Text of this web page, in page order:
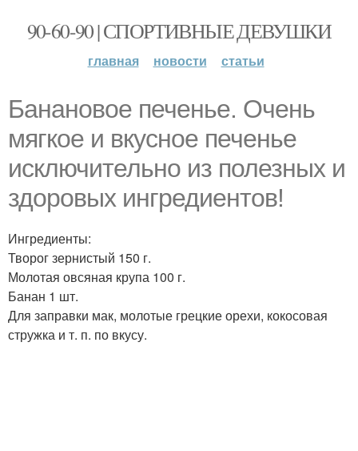
90-60-90 | СПОРТИВНЫЕ ДЕВУШКИ
главная новости статьи
Банановое печенье. Очень
мягкое и вкусное печенье
исключительно из полезных и
здоровых ингредиентов!
Ингредиенты:
Творог зернистый 150 г.
Молотая овсяная крупа 100 г.
Банан 1 шт.
Для заправки мак, молотые грецкие орехи, кокосовая
стружка и т. п. по вкусу.